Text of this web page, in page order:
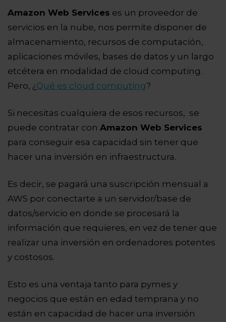
Amazon Web Services es un proveedor de
servicios en la nube, nos permite disponer de
almacenamiento, recursos de computación,
aplicaciones móviles, bases de datos y un largo
etcétera en modalidad de cloud computing.
Pero, ¿ Qué es cloud computing?
Si necesitas cualquiera de esos recursos, se
puede contratar con Amazon Web Services
para conseguir esa capacidad sin tener que
hacer una inversión en infraestructura.
Es decir, se pagará una suscripción mensual a
AWS por conectarte a un servidor/base de
datos/servicio en donde se procesará la
información que requieres, en vez de tener que
realizar una inversión en ordenadores potentes
y costosos.
Esto es una ventaja tanto para pymes y
negocios que están en edad temprana y no
están en capacidad de hacer una inversión